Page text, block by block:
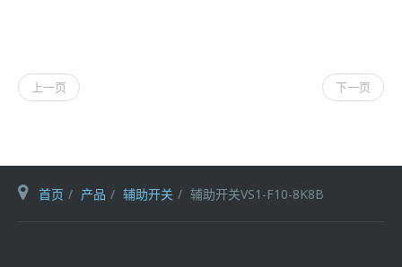
上一页 下一页
首页 产品 辅助开关 辅助开关VS1-F10-8K8B